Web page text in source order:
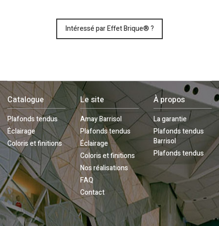
Intéressé par Effet Brique® ?
Catalogue
Plafonds tendus
Éclairage
Coloris et finitions
Le site
Amay Barrisol
Plafonds tendus
Éclairage
Coloris et finitions
Nos réalisations
FAQ
Contact
À propos
La garantie
Plafonds tendus
Barrisol
Plafonds tendus